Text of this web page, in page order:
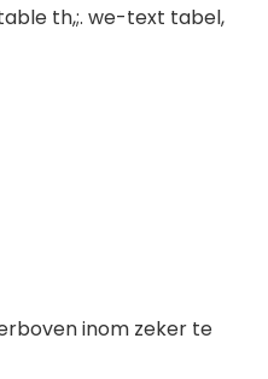
th,;. we-text tabel,
inom zeker te